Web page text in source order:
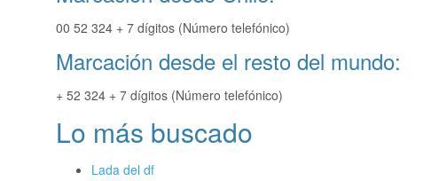
00 52 324 + 7 dígitos (Número telefónico)
Marcación desde el resto del mundo:
+ 52 324 + 7 dígitos (Número telefónico)
Lo más buscado
Lada del df